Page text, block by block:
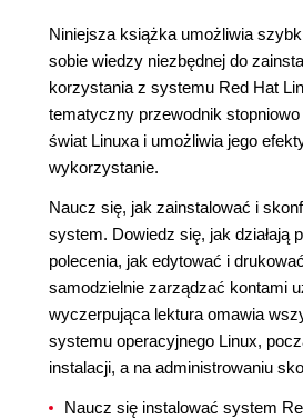
Niniejsza książka umożliwia
sobie wiedzy niezbędnej do
korzystania z systemu Red Hat
tematyczny przewodnik
świat Linuxa i umożliwia jego
wykorzystanie.
Naucz się, jak zainstalować i
system. Dowiedz się, jak działają
polecenia, jak edytować i
samodzielnie zarządzać kontami
wyczerpująca lektura omawia
systemu operacyjnego Linux,
instalacji, a na administrowaniu
Naucz się instalować system